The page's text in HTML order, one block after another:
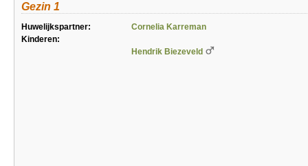
Gezin 1
Huwelijkspartner:
Cornelia Karreman
Kinderen:
Hendrik Biezeveld